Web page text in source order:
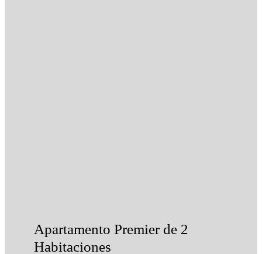
Apartamento Premier de 2
Habitaciones